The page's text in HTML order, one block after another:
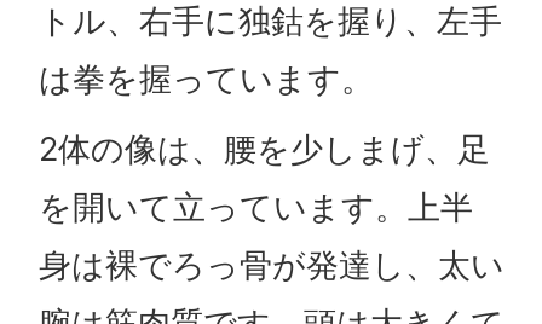
トル、右手に独鈷を握り、左手
は拳を握っています。
2体の像は、腰を少しまげ、足
を開いて立っています。上半
身は裸でろっ骨が発達し、太い